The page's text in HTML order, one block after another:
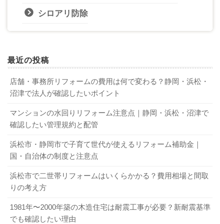
シロアリ防除
最近の投稿
店舗・事務所リフォームの費用は何で変わる？静岡・浜松・
沼津で法人が確認したいポイント
マンションの水回りリフォーム注意点｜静岡・浜松・沼津で
確認したい管理規約と配管
浜松市・静岡市で子育て世代が使えるリフォーム補助金｜
国・自治体の制度と注意点
浜松市で二世帯リフォームはいくらかかる？費用相場と間取
りの考え方
1981年〜2000年築の木造住宅は耐震工事が必要？新耐震基準
でも確認したい理由